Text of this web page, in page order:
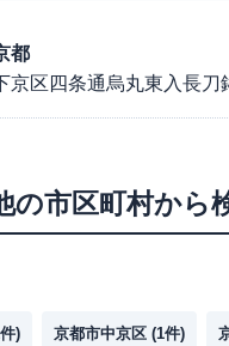
都
京区四条通烏丸東入長刀
の市区町村から
件) 京都市中京区 (1件)